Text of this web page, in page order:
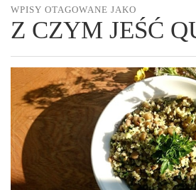
WPISY OTAGOWANE JAKO
Z CZYM JEŚĆ